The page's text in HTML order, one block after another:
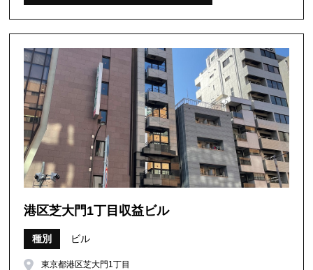
港区芝大門1丁目収益ビル
種別 ビル
東京都港区芝大門1丁目